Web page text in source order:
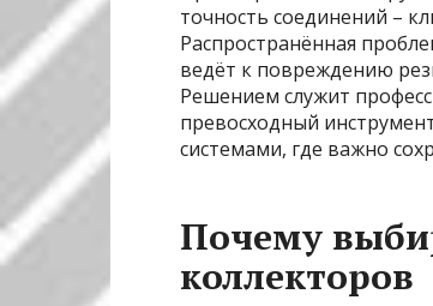
точность соединений –
Распространённая
ведёт к повреждению
Решением служит
превосходный
системами, где важно
Почему
коллекторов